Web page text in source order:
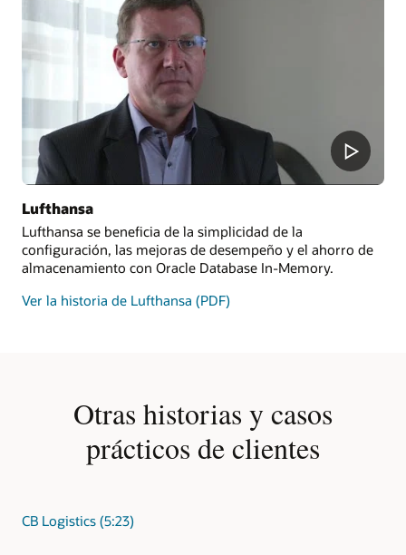
Lufthansa
Lufthansa se beneficia de la simplicidad de la
configuración, las mejoras de desempeño y el ahorro de
almacenamiento con Oracle Database In-Memory.
Ver la historia de Lufthansa (PDF)
Otras historias y casos
prácticos de clientes
CB Logistics (5:23)